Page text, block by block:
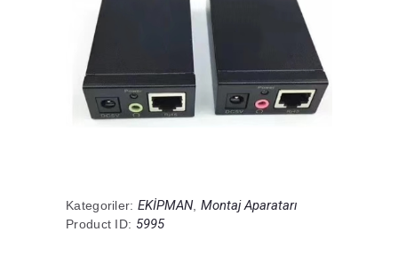
Kategoriler: EKİPMAN, Montaj Aparatarı
Product ID: 5995